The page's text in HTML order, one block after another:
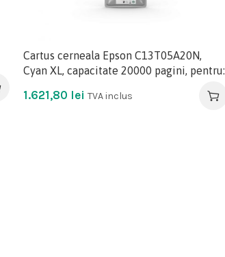
Cartus cerneala Epson C13T05A20N,
Cyan XL, capacitate 20000 pagini, pentru:
1.621,80 lei TVA inclus